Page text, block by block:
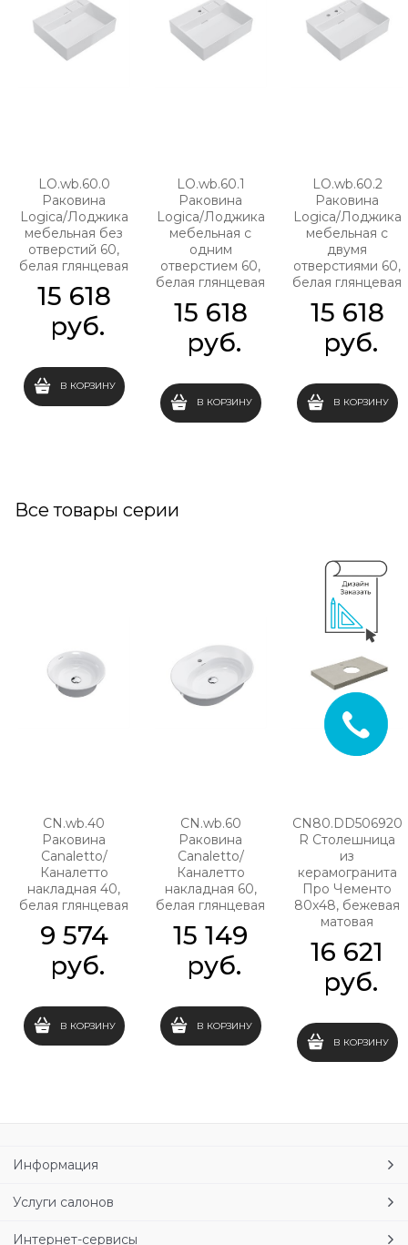
LO.wb.60.0
Раковина
Logica/Лоджика
мебельная без
отверстий 60,
белая глянцевая
15 618
руб.
В КОРЗИНУ
LO.wb.60.1
Раковина
Logica/Лоджика
мебельная с
одним
отверстием 60,
белая глянцевая
15 618
руб.
В КОРЗИНУ
LO.wb.60.2
Раковина
Logica/Лоджика
мебельная с
двумя
отверстиями 60,
белая глянцевая
15 618
руб.
В КОРЗИНУ
Все товары серии
CN.wb.40
Раковина
Canaletto/
Каналетто
накладная 40,
белая глянцевая
9 574
руб.
В КОРЗИНУ
CN.wb.60
Раковина
Canaletto/
Каналетто
накладная 60,
белая глянцевая
15 149
руб.
В КОРЗИНУ
CN80.DD506920
R Столешница
из
керамогранита
Про Чементо
80x48, бежевая
матовая
16 621
руб.
В КОРЗИНУ
Информация
Услуги салонов
Интернет-сервисы